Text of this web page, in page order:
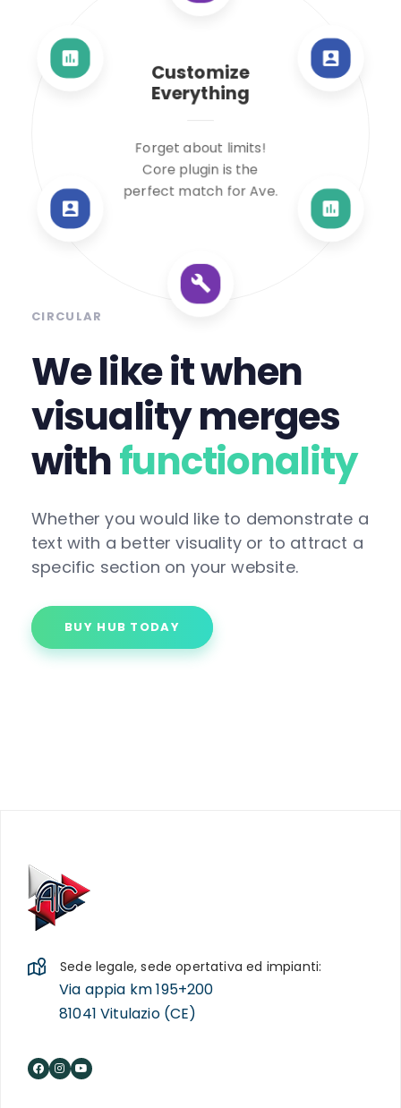
Customize
Everything
Forget about limits!
Core plugin is the
perfect match for Ave.
CIRCULAR
We like it when
visuality merges
withfunctionality
Whether you would like to demonstrate a
text with a better visuality or to attract a
specific section on your website.
BUY HUB TODAY
Sede legale, sede opertativa ed impianti:
Via appia km 195+200
81041 Vitulazio (CE)